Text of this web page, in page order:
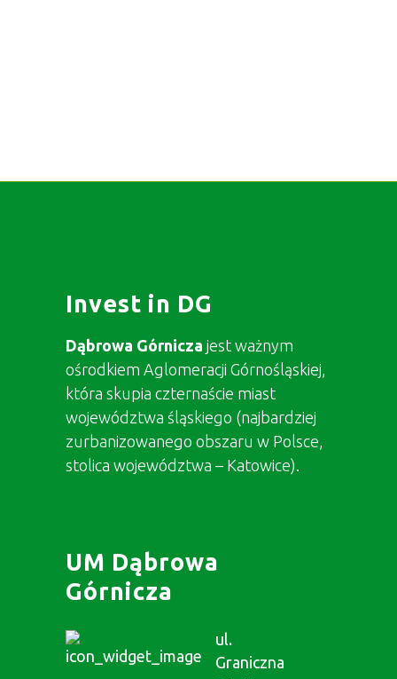
Invest in DG
Dąbrowa Górnicza jest ważnym
ośrodkiem Aglomeracji Górnośląskiej,
która skupia czternaście miast
województwa śląskiego (najbardziej
zurbanizowanego obszaru w Polsce,
stolica województwa – Katowice).
UM Dąbrowa
Górnicza
ul.
Graniczna